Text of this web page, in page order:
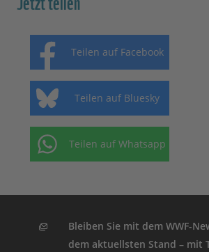
Teilen auf Facebook
Teilen auf Bluesky
Teilen auf Whatsapp
Bleiben Sie mit dem WWF-
dem aktuellsten Stand – mit